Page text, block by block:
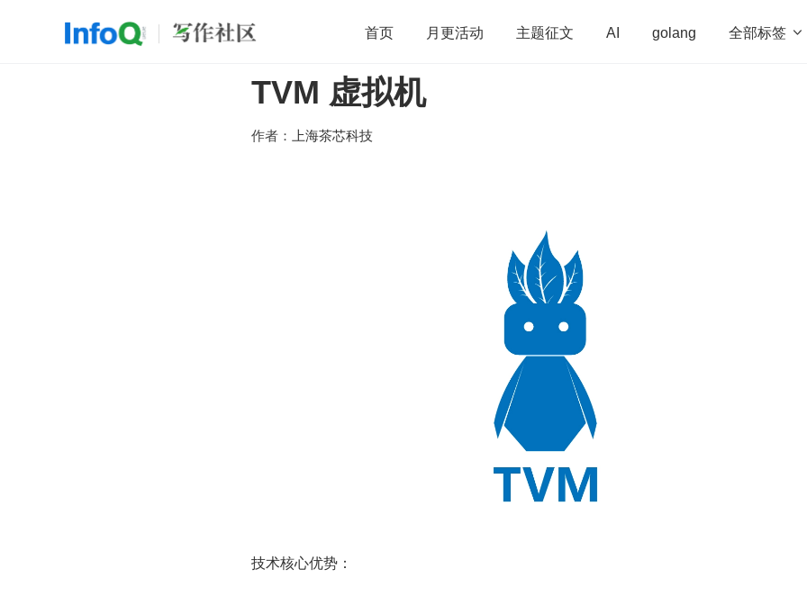
首页 月更活动 主题征文 AI golang 全部标签 
开源 架构 OpenHarmony
团队管理
TVM 虚拟机
作者： 上海茶芯科技
技术核心优势：